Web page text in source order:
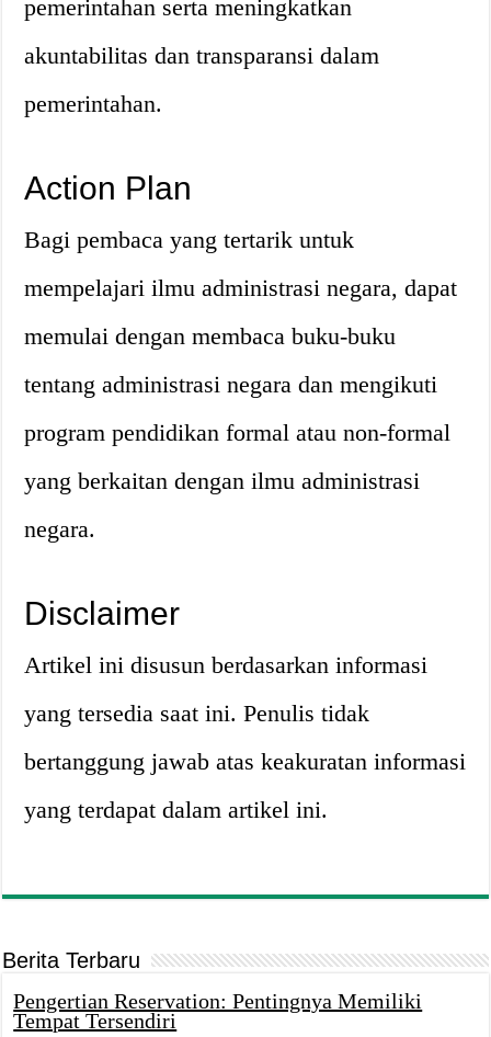
pemerintahan serta meningkatkan
akuntabilitas dan transparansi dalam
pemerintahan.
Action Plan
Bagi pembaca yang tertarik untuk
mempelajari ilmu administrasi negara, dapat
memulai dengan membaca buku-buku
tentang administrasi negara dan mengikuti
program pendidikan formal atau non-formal
yang berkaitan dengan ilmu administrasi
negara.
Disclaimer
Artikel ini disusun berdasarkan informasi
yang tersedia saat ini. Penulis tidak
bertanggung jawab atas keakuratan informasi
yang terdapat dalam artikel ini.
Berita Terbaru
Pengertian Reservation: Pentingnya Memiliki
Tempat Tersendiri